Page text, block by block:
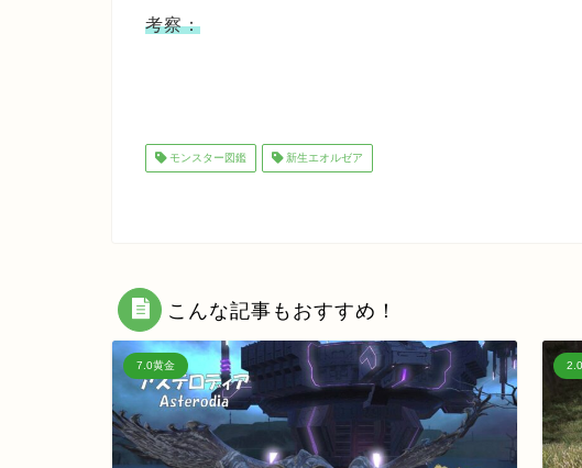
考察：
モンスター図鑑 新生エオルゼア
こんな記事もおすすめ！
7.0黄金